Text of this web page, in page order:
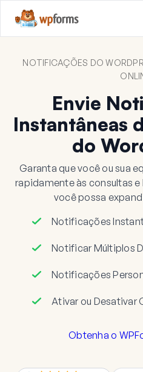
NOTIFICAÇÕES DO
Envie
Instantâneas
do
Garanta que você ou sua
rapidamente às consultas
você possa
Notificações
Notificar Múltiplos
Notificações
Ativar ou Desativar
Obtenha o